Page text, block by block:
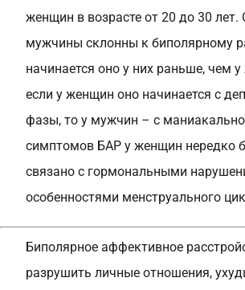
женщин в возрасте от 20 до 30 лет.
мужчины склонны к биполярному
начинается оно у них раньше, чем
если у женщин оно начинается с
фазы, то у мужчин – с
симптомов БАР у женщин нередко
связано с гормональными
особенностями менструального
Биполярное аффективное
разрушить личные отношения,